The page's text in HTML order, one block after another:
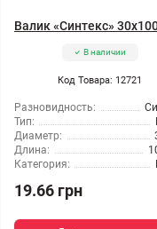
Валик «Синтекс»
В наличии
Код Товара: 12721
Разновидность:
Тип:
Диаметр:
Длина:
Категория:
19.66 грн